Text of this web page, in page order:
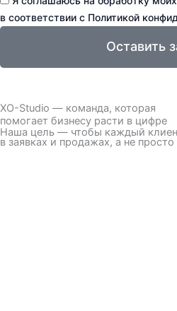
в соответствии с Политикой
Оставить
XO-Studio — команда, которая
помогает бизнесу расти в цифре
Наша цель — чтобы каждый
в заявках и продажах, а не